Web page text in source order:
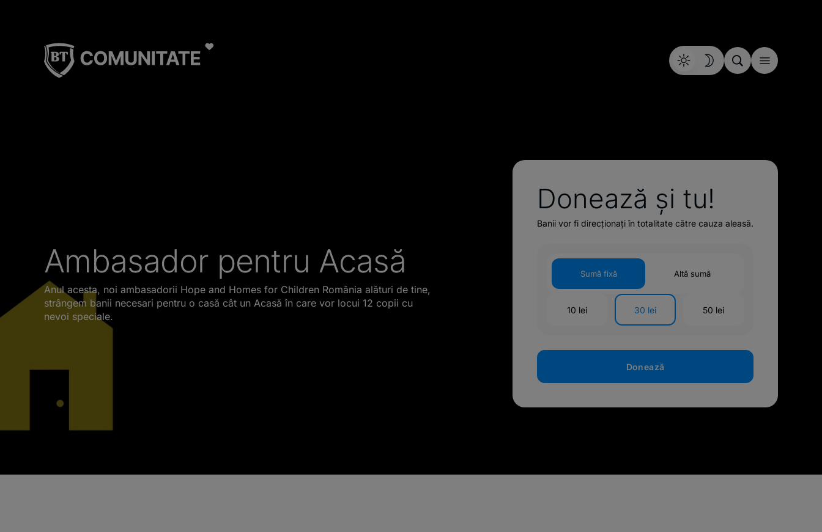
Ambasador pentru Acasă
Anul acesta, noi ambasadorii Hope and Homes for Children România alături de tine,
strângem banii necesari pentru o casă cât un Acasă în care vor locui 12 copii cu
nevoi speciale.
Donează și tu!
Banii vor fi direcționați în totalitate către cauza aleasă.
Sumă fixă Altă sumă
10 lei 30 lei 50 lei
Donează